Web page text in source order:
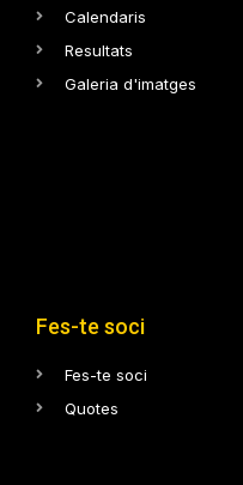
Calendaris
Resultats
Galeria d'imatges
Fes-te soci
Fes-te soci
Quotes